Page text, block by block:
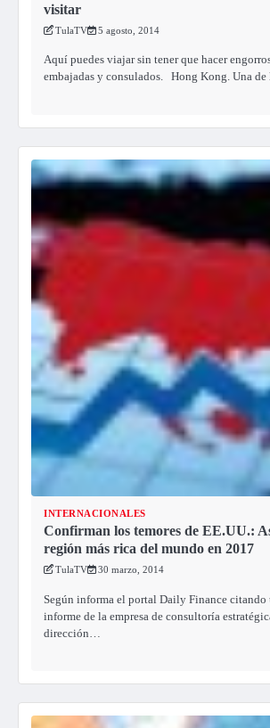
visitar
TulaTV 5 agosto, 2014
Aquí puedes viajar sin tener que hacer
embajadas y consulados. Hong Kong. Una
INTERNACIONALES
Confirman los temores de EE.UU.:
región más rica del mundo en 2017
TulaTV 30 marzo, 2014
Según informa el portal Daily Finance citando
informe de la empresa de consultoría
dirección…